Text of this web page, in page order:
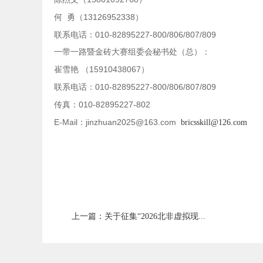
何 勇（ 13126952338 ）
联系电话： 010-82895227-800/806/807/809
一带一路暨金砖大赛组委会秘书处（总）：
崔雪艳
（ 15910438067 ）
联系电话： 010-82895227-800/806/807/809
传真： 010-82895227-802
E-Mail ： jinzhuan2025@163.com bricsskill@126.com
上一篇：关于征集“2026北非虚拟现...